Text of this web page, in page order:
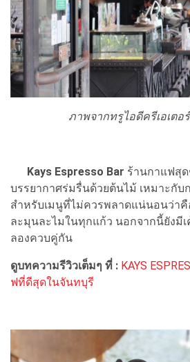
ภาพจากทรูไอดีครีเอเตอร์
Kays Espresso Bar ร้านกาแฟสุ
บรรยากาศร่มรื่นด้วยต้นไม้ เหมาะกั
สำหรับเมนูที่ไม่ควรพลาดแน่นอนว่า
ละมุนละไมในทุกแก้ว นอกจากนี้ยังมีเ
ลองควบคู่กัน
ดูบทความรีวิวเต็มๆ ที่ : KAYS
ฟที่ดีสุดในจันทบุรี